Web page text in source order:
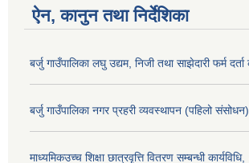
ऐन, कानुन तथा निर्देशिका
बर्जु गाउँपालिका लघु उद्यम, निजी तथा साझेदारी फर्म दर्ता
बर्जु गाउँपालिका नगर प्रहरी व्यवस्थापन (पहिलो
माध्यमिकउच्च शिक्षा छात्रवृत्ति वितरण सम्बन्धी